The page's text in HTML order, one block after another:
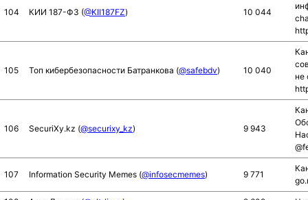
104 КИИ 187-ФЗ (@KII187FZ) 10 044
105 Топ кибербезопасности Батранкова (@safebdv) 10 040
не
106 SecuriXy.kz (@securixy_kz) 9 943
107 Information Security Memes (@infosecmemes) 9 771